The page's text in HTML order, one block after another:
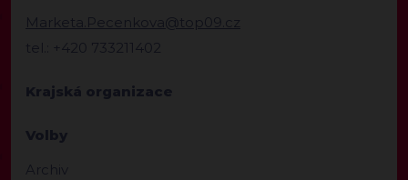
Marketa.Pecenkova@top09.cz
tel.: +420 733211402
Krajská organizace
Volby
Archiv